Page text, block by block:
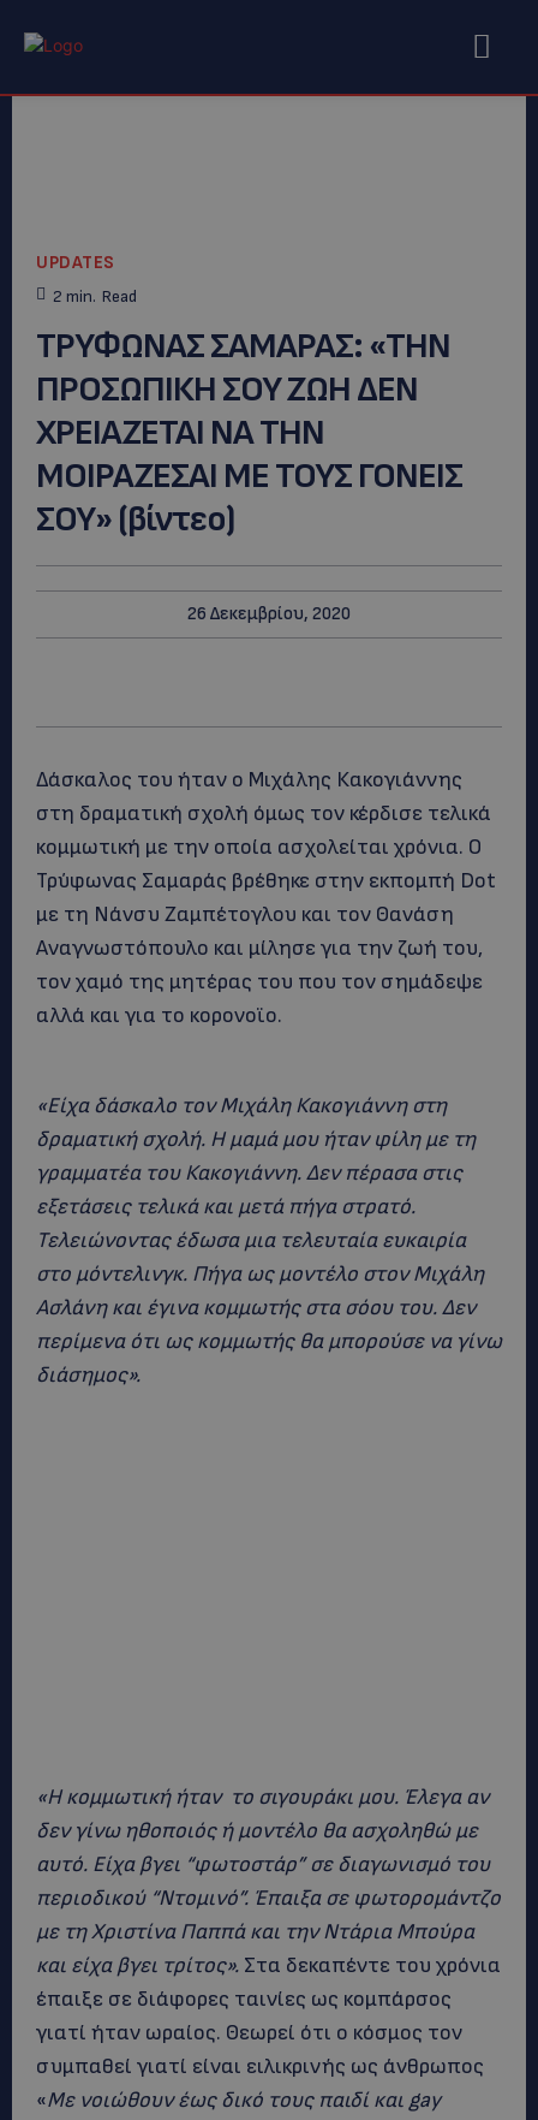
UPDATES
2 min. Read
ΤΡΥΦΩΝΑΣ ΣΑΜΑΡΑΣ: «ΤΗΝ
ΠΡΟΣΩΠΙΚΗ ΣΟΥ ΖΩΗ ΔΕΝ
ΧΡΕΙΑΖΕΤΑΙ ΝΑ ΤΗΝ
ΜΟΙΡΑΖΕΣΑΙ ΜΕ ΤΟΥΣ ΓΟΝΕΙΣ
ΣΟΥ» (βίντεο)
26 Δεκεμβρίου, 2020
Δάσκαλος του ήταν ο Μιχάλης Κακογιάννης
στη δραματική σχολή όμως τον κέρδισε τελικά
κομμωτική με την οποία ασχολείται χρόνια. Ο
Τρύφωνας Σαμαράς βρέθηκε στην εκπομπή Dot
με τη Νάνσυ Ζαμπέτογλου και τον Θανάση
Αναγνωστόπουλο και μίλησε για την ζωή του,
τον χαμό της μητέρας του που τον σημάδεψε
αλλά και για το κορονοϊο.
«Είχα δάσκαλο τον Μιχάλη Κακογιάννη στη
δραματική σχολή. Η μαμά μου ήταν φίλη με τη
γραμματέα του Κακογιάννη. Δεν πέρασα στις
εξετάσεις τελικά και μετά πήγα στρατό.
Τελειώνοντας έδωσα μια τελευταία ευκαιρία
στο μόντελινγκ. Πήγα ως μοντέλο στον Μιχάλη
Ασλάνη και έγινα κομμωτής στα σόου του. Δεν
περίμενα ότι ως κομμωτής θα μπορούσε να γίνω
διάσημος».
«Η κομμωτική ήταν το σιγουράκι μου. Έλεγα αν
δεν γίνω ηθοποιός ή μοντέλο θα ασχοληθώ με
αυτό. Είχα βγει “φωτοστάρ” σε διαγωνισμό του
περιοδικού “Ντομινό”. Έπαιξα σε φωτορομάντζο
με τη Χριστίνα Παππά και την Ντάρια Μπούρα
και είχα βγει τρίτος». Στα δεκαπέντε του χρόνια
έπαιξε σε διάφορες ταινίες ως κομπάρσος
γιατί ήταν ωραίος. Θεωρεί ότι ο κόσμος τον
συμπαθεί γιατί είναι ειλικρινής ως άνθρωπος
«Με νοιώθουν έως δικό τους παιδί και gay